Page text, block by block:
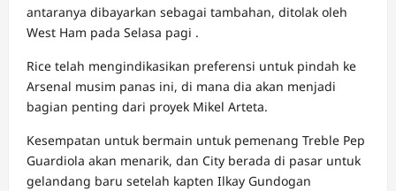
antaranya dibayarkan sebagai tambahan, ditolak oleh
West Ham pada Selasa pagi .
Rice telah mengindikasikan preferensi untuk pindah ke
Arsenal musim panas ini, di mana dia akan menjadi
bagian penting dari proyek Mikel Arteta.
Kesempatan untuk bermain untuk pemenang Treble Pep
Guardiola akan menarik, dan City berada di pasar untuk
gelandang baru setelah kapten Ilkay Gundogan